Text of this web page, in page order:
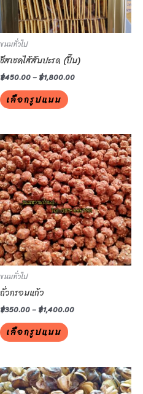
ขนมทั่วไป
ชีสเชคไส้สับปะรด (ปี๊บ)
฿450.00–฿1,800.00
เลือกรูปแบบ
may
be
on
the
product
page
ขนมทั่วไป
ถั่วกรอบแก้ว
฿350.00–฿1,400.00
เลือกรูปแบบ
This
product
has
multiple
variants.
The
options
may
be
the
product
page
This
product